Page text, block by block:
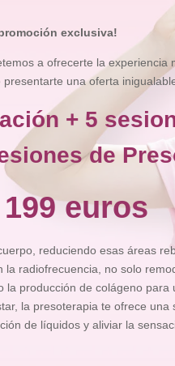
exclusiva!
a ofrecerte la experiencia
una oferta
+ 5
de
euros
reduciendo esas áreas
radiofrecuencia, no solo
producción de colágeno para
la presoterapia te ofrece una
de líquidos y aliviar la